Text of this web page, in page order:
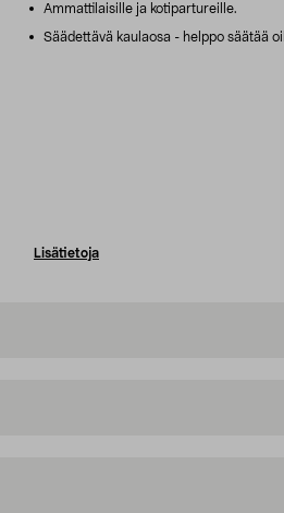
Ammattilaisille ja kotipartureille.
Säädettävä kaulaosa - helppo säätää
Lisätietoja